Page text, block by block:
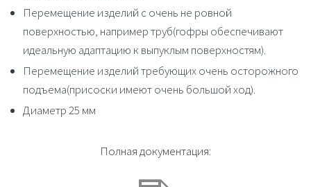
Перемещение изделий с очень не ровной
поверхностью, например труб(гофры обеспечивают
идеальную адаптацию к выпуклым поверхностям).
Перемещение изделий требующих очень осторожного
подъема(присоски имеют очень большой ход).
Диаметр 25 мм
Полная документация: